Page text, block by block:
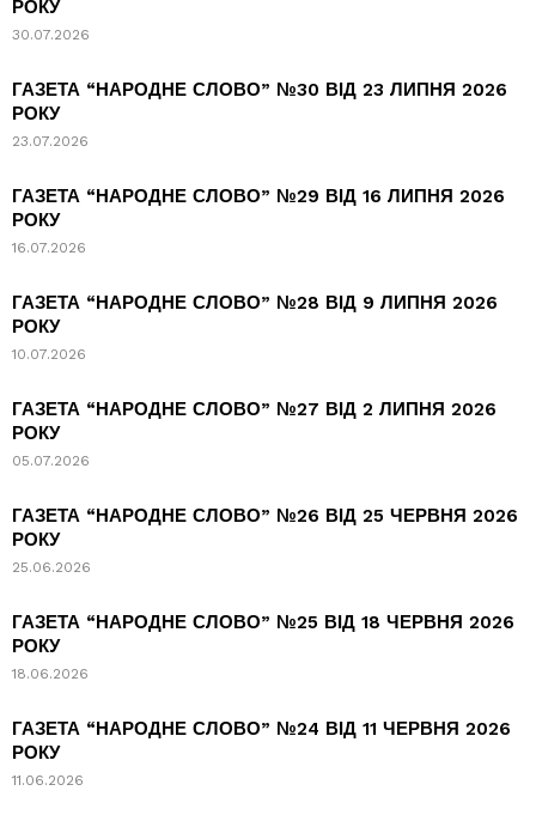
РОКУ
30.07.2026
ГАЗЕТА “НАРОДНЕ СЛОВО” №30 ВІД 23 ЛИПНЯ 2026
РОКУ
23.07.2026
ГАЗЕТА “НАРОДНЕ СЛОВО” №29 ВІД 16 ЛИПНЯ 2026
РОКУ
16.07.2026
ГАЗЕТА “НАРОДНЕ СЛОВО” №28 ВІД 9 ЛИПНЯ 2026
РОКУ
10.07.2026
ГАЗЕТА “НАРОДНЕ СЛОВО” №27 ВІД 2 ЛИПНЯ 2026
РОКУ
05.07.2026
ГАЗЕТА “НАРОДНЕ СЛОВО” №26 ВІД 25 ЧЕРВНЯ 2026
РОКУ
25.06.2026
ГАЗЕТА “НАРОДНЕ СЛОВО” №25 ВІД 18 ЧЕРВНЯ 2026
РОКУ
18.06.2026
ГАЗЕТА “НАРОДНЕ СЛОВО” №24 ВІД 11 ЧЕРВНЯ 2026
РОКУ
11.06.2026